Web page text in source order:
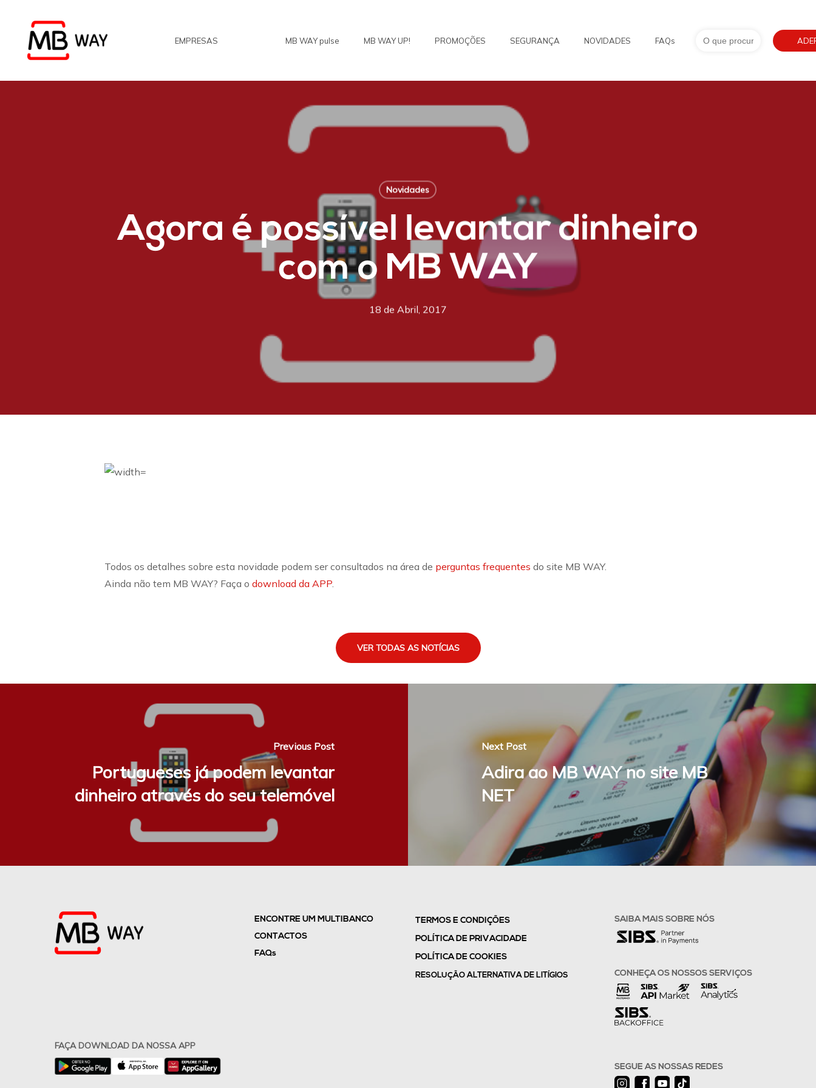
Fale connosco
content
EMPRESAS MB WAY pulse MB WAY UP! PROMOÇÕES SEGURANÇA NOVIDADES FAQs
Novidades
Agora é possível levantar dinheiro
com o MB WAY
18 de Abril, 2017
Todos os detalhes sobre esta novidade podem ser consultados na área de perguntas frequentes do site MB WAY.
Ainda não tem MB WAY? Faça o download da APP.
VER TODAS AS NOTÍCIAS
Previous Post
Portugueses já podem levantar
dinheiro através do seu telemóvel
Next Post
Adira ao MB WAY no site MB
NET
FAÇA DOWNLOAD DA NOSSA APP
ENCONTRE UM MULTIBANCO
CONTACTOS
FAQs
TERMOS E CONDIÇÕES
POLÍTICA DE PRIVACIDADE
POLÍTICA DE COOKIES
RESOLUÇÃO ALTERNATIVA DE LITÍGIOS
SAIBA MAIS SOBRE NÓS
CONHEÇA OS NOSSOS SERVIÇOS
SEGUE AS NOSSAS REDES